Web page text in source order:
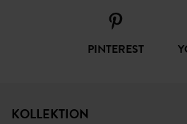
PINTEREST
KOLLEKTION